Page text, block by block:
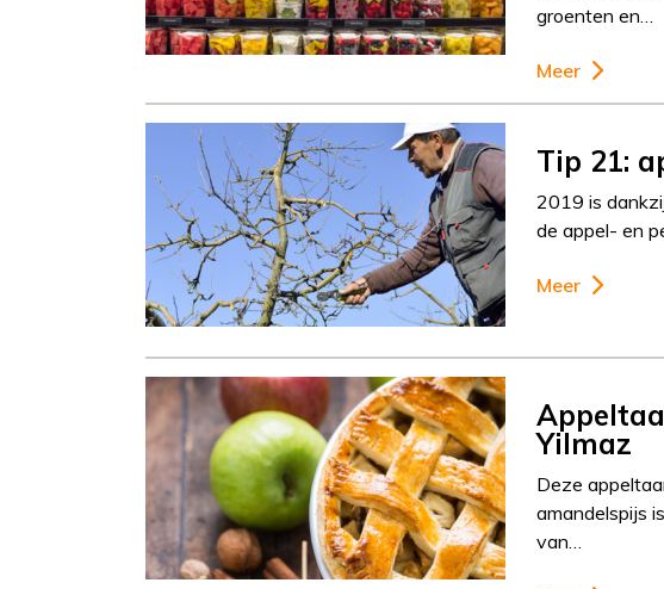
groenten en…
Meer
Tip 21:
2019 is
de appel- en
Meer
Yilmaz
Deze
amandelspijs
van…